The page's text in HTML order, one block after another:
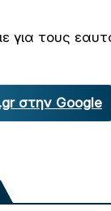
για τους
στην Google